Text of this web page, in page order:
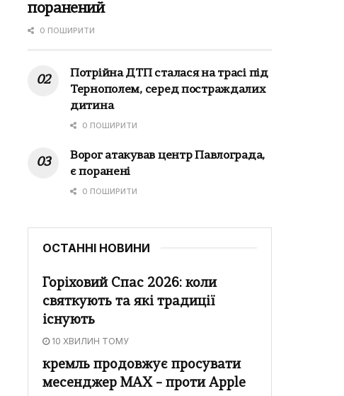
поранений
0 ПОШИРИТИ
Потрійна ДТП сталася на трасі під
Тернополем, серед постраждалих
дитина
0 ПОШИРИТИ
Ворог атакував центр Павлограда,
є поранені
0 ПОШИРИТИ
ОСТАННІ НОВИНИ
Горіховий Спас 2026: коли
святкують та які традиції
існують
10 ХВИЛИН ТОМУ
кремль продовжує просувати
месенджер MAX – проти Apple